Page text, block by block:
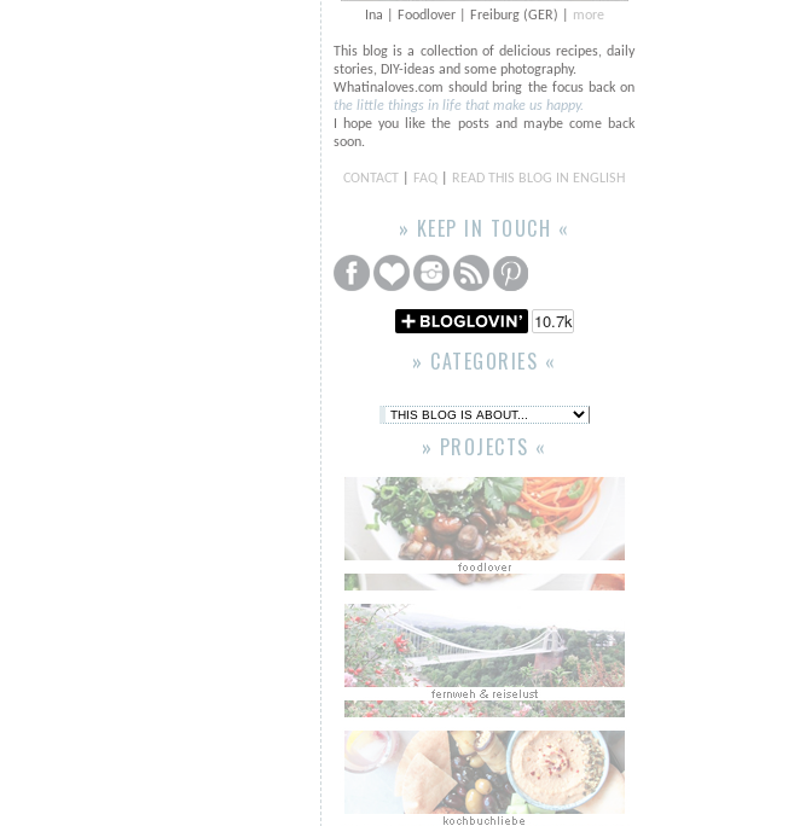
Ina | Foodlover | Freiburg (GER) | more
This blog is a collection of delicious recipes, daily
stories, DIY-ideas and some photography.
Whatinaloves.com should bring the focus back on
the little things in life that make us happy.
I hope you like the posts and maybe come back
soon.
CONTACT FAQ READ THIS BLOG IN ENGLISH
» KEEP IN TOUCH «
» CATEGORIES «
» PROJECTS «